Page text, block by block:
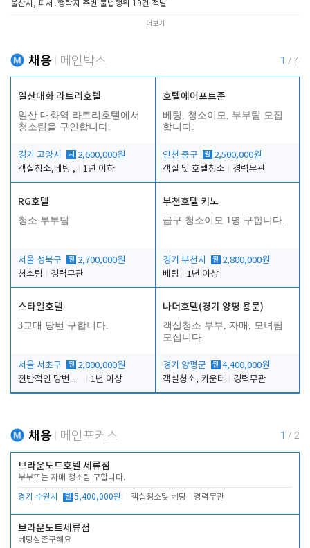
울산시, 피서․행락지 주변 불법행위 19건 적발
더보기
채용 메인박스 1 / 4
일산대화 라트리호텔
일산 대화역 라트리호텔에서
청소팀을 구인합니다.
경기 고양시 시
2,600,000원
객실청소,베팅 ,
1년 이하
호텔에어포트준
베팅, 청소이모, 부부팀 모집
합니다.
인천 중구 월 2,500,000원
객실 및 호텔청소
경력무관
RG호텔
청소 부부팀
서울 성북구 월 2,700,000원
청소팀
경력무관
부천호텔 키노
급구 청소이모 1명 구합니다.
경기 부천시 월 2,800,000원
베팅
1년 이상
스타일호텔
3교대 당번 구합니다.
서울 서초구 월 2,800,000원
전반적인 당번업무
1년 이상
나더호텔(경기 양평 용문)
객실청소 부부, 자매, 모녀팀
모십니다.
경기 양평군 월 4,400,000원
객실청소, 카운터
경력무관
채용 메인포커스 1 / 2
브라운도트호텔 세류점
부부또는 자매 청소팀 구합니다.
경기 수원시 월 5,400,000원 객실청소및 베팅 경력무관
브라운도트세류점
베팅삼촌구해요